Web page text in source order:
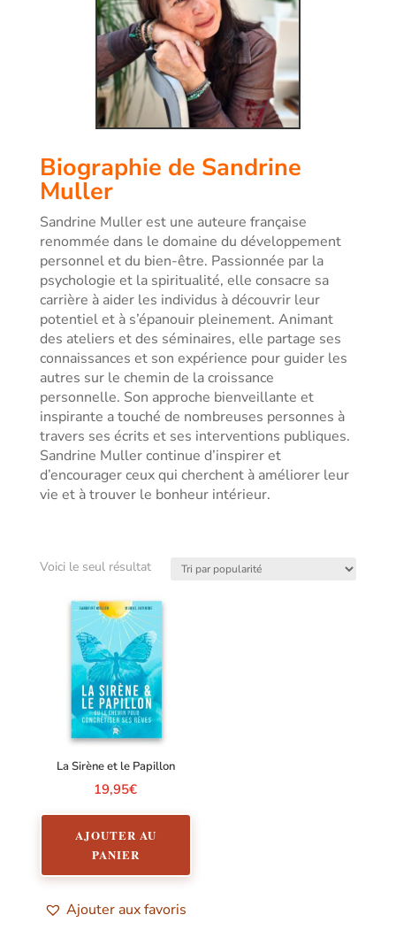
Biographie de Sandrine
Muller
Sandrine Muller est une auteure française
renommée dans le domaine du développement
personnel et du bien-être. Passionnée par la
psychologie et la spiritualité, elle consacre sa
carrière à aider les individus à découvrir leur
potentiel et à s’épanouir pleinement. Animant
des ateliers et des séminaires, elle partage ses
connaissances et son expérience pour guider les
autres sur le chemin de la croissance
personnelle. Son approche bienveillante et
inspirante a touché de nombreuses personnes à
travers ses écrits et ses interventions publiques.
Sandrine Muller continue d’inspirer et
d’encourager ceux qui cherchent à améliorer leur
vie et à trouver le bonheur intérieur.
Voici le seul résultat
La Sirène et le Papillon
19,95€
AJOUTER AU
PANIER
Ajouter aux favoris